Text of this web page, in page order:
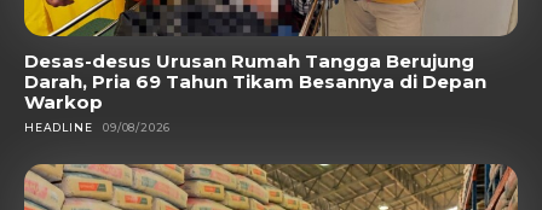
Desas-desus Urusan Rumah Tangga Berujung
Darah, Pria 69 Tahun Tikam Besannya di Depan
Warkop
HEADLINE 09/08/2026